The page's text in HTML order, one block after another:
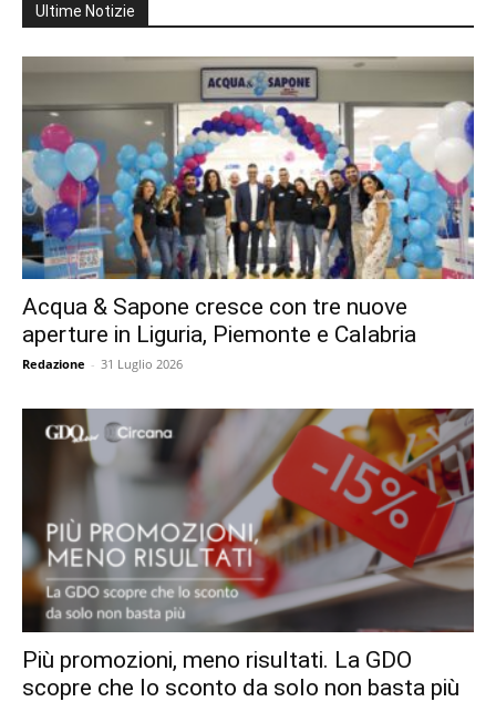
Ultime Notizie
Acqua & Sapone cresce con tre nuove
aperture in Liguria, Piemonte e Calabria
Redazione - 31 Luglio 2026
Più promozioni, meno risultati. La GDO
scopre che lo sconto da solo non basta più